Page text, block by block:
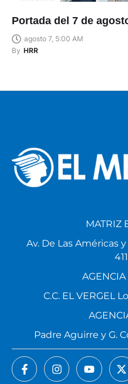
Portada del 7 de
agosto 7, 5:00 AM
By HRR
MATRIZ
Av. De Las Américas
AGENCIA
C.C. EL VERGEL
Padre Aguirre y G.